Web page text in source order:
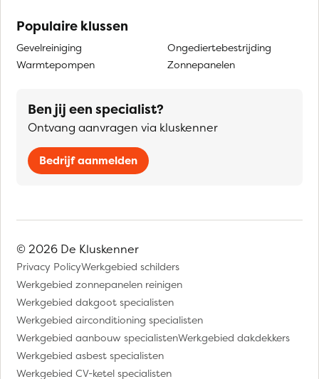
Populaire klussen
Gevelreiniging
Warmtepompen
Ongediertebestrijding
Zonnepanelen
Ben jij een specialist?
Ontvang aanvragen via kluskenner
Bedrijf aanmelden
© 2026 De Kluskenner
Privacy PolicyWerkgebied schilders
Werkgebied zonnepanelen reinigen
Werkgebied dakgoot specialisten
Werkgebied airconditioning specialisten
Werkgebied aanbouw specialistenWerkgebied dakdekkers
Werkgebied asbest specialisten
Werkgebied CV-ketel specialisten